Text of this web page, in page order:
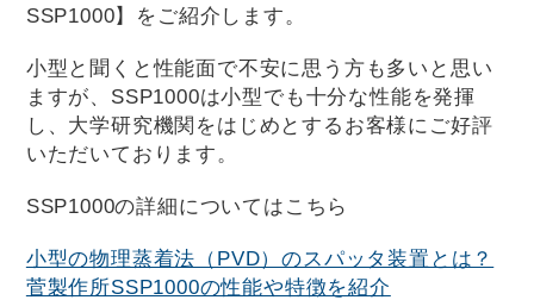
SSP1000】をご紹介します。
小型と聞くと性能面で不安に思う方も多いと思い
ますが、SSP1000は小型でも十分な性能を発揮
し、大学研究機関をはじめとするお客様にご好評
いただいております。
SSP1000の詳細についてはこちら
小型の物理蒸着法（PVD）のスパッタ装置とは？
菅製作所SSP1000の性能や特徴を紹介